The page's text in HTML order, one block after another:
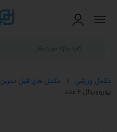
مکمل ورزشی مکمل های قبل تمرین
یوروویتال 6 عدد